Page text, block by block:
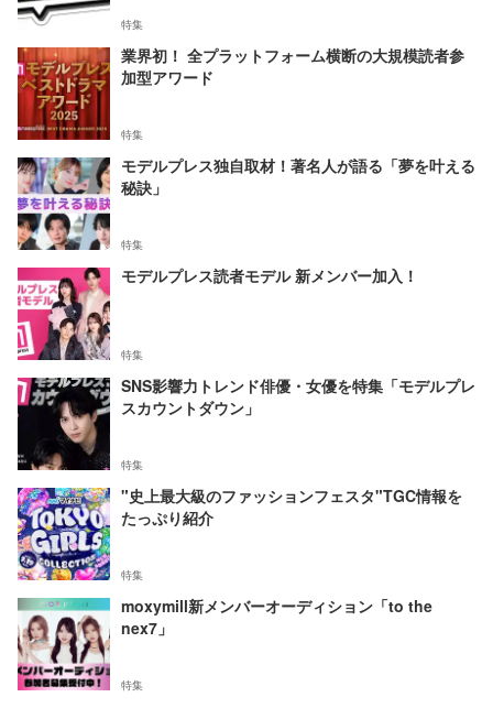
特集
業界初！ 全プラットフォーム横断の大規模読者参
加型アワード
特集
モデルプレス独自取材！著名人が語る「夢を叶える
秘訣」
特集
モデルプレス読者モデル 新メンバー加入！
特集
SNS影響力トレンド俳優・女優を特集「モデルプレ
スカウントダウン」
特集
"史上最大級のファッションフェスタ"TGC情報を
たっぷり紹介
特集
moxymill新メンバーオーディション「to the
nex7」
特集